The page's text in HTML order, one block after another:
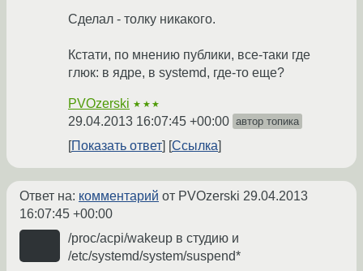
Сделал - толку никакого.
Кстати, по мнению публики, все-таки где
глюк: в ядре, в systemd, где-то еще?
PVOzerski ★★★
29.04.2013 16:07:45 +00:00 автор топика
Показать ответ Ссылка
Ответ на: комментарий от PVOzerski 29.04.2013
16:07:45 +00:00
/proc/acpi/wakeup в студию и
/etc/systemd/system/suspend*